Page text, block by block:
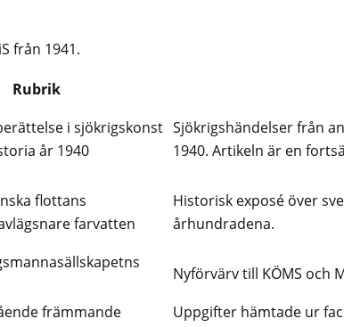
från 1941.
Rubrik
i sjökrigskonst
år 1940
Sjökrigshändelser från
1940. Artikeln är en
flottans
farvatten
Historisk exposé över
århundradena.
Nyförvärv till KÖMS och
främmande
Uppgifter hämtade ur